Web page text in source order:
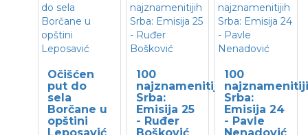
Očišćen
put do
sela
Borčane u
opštini
100
najznamenitijih
Srba:
Emisija 25
- Ruđer
100
Srba:
Emisija 24
- Pavle